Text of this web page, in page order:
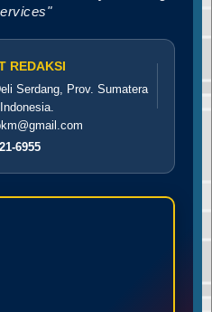
REDAKSI
Serdang, Prov. Sumatera
6955